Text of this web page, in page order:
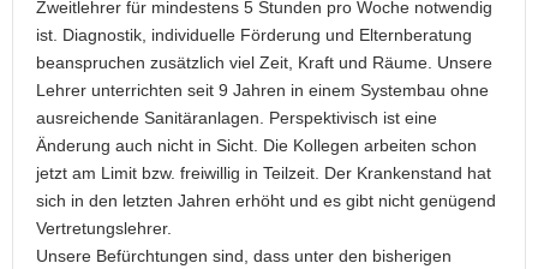
Zweitlehrer für mindestens 5 Stunden pro Woche notwendig
ist. Diagnostik, individuelle Förderung und Elternberatung
beanspruchen zusätzlich viel Zeit, Kraft und Räume. Unsere
Lehrer unterrichten seit 9 Jahren in einem Systembau ohne
ausreichende Sanitäranlagen. Perspektivisch ist eine
Änderung auch nicht in Sicht. Die Kollegen arbeiten schon
jetzt am Limit bzw. freiwillig in Teilzeit. Der Krankenstand hat
sich in den letzten Jahren erhöht und es gibt nicht genügend
Vertretungslehrer.
Unsere Befürchtungen sind, dass unter den bisherigen